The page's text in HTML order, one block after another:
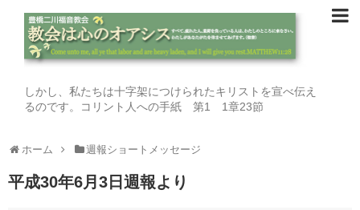
しかし、私たちは十字架につけられたキリストを宣べ伝え
るのです。コリント人への手紙 第1 1章23節
ホーム 週報ショートメッセージ
平成30年6月3日週報より